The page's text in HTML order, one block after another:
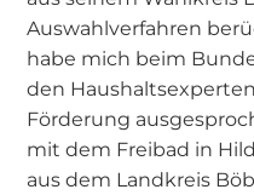
Auswahlverfahren
habe mich beim
den
Förderung
mit dem Freibad in
aus dem Landkreis